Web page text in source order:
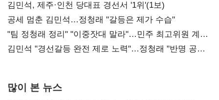
0.86%p(2보)
김민석, 제주·인천 당대표 경선서 '1위'(1보)
공세 멈춘 김민석…정청래 "갈등은 제가 수습"
"팀 정청래 정리" "이중잣대 말라"…민주 최고위원 계파
다툼 격화
김민석 "경선갈등 완전 제로 노력"…정청래 "반명 공세
많이 본 뉴스